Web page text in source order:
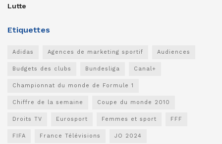
Lutte
Etiquettes
Adidas Agences de marketing sportif Audiences
Budgets des clubs Bundesliga Canal+
Championnat du monde de Formule 1
Chiffre de la semaine Coupe du monde 2010
Droits TV Eurosport Femmes et sport FFF
FIFA France Télévisions JO 2024